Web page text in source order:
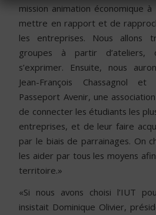
mission animation économique
mettre en rapport et de
les entreprises. Nous allons
groupes à partir d’ateliers,
s’exprimer. Ensuite, nous
Jean-François Chassagnol
Passeport Avenir, une
de connecter les étudiants les
entreprises, et de leur faire
par le biais de parrainages. On
les aider par tous les moyens
territoire.»
«Si nous avons choisi l’IUT
insistait Dominique Olivier,